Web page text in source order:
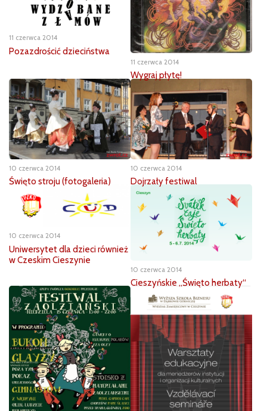
11 czerwca 2014
Pozazdrościć dzieciństwa
11 czerwca 2014
Wygraj płytę!
10 czerwca 2014
Święto stroju (fotogaleria)
10 czerwca 2014
Dojrzały festiwal
10 czerwca 2014
Uniwersytet dla dzieci również
w Czeskim Cieszynie
10 czerwca 2014
Cieszyńskie „Święto herbaty“